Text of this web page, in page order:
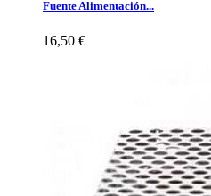
Fuente Alimentación...
16,50 €